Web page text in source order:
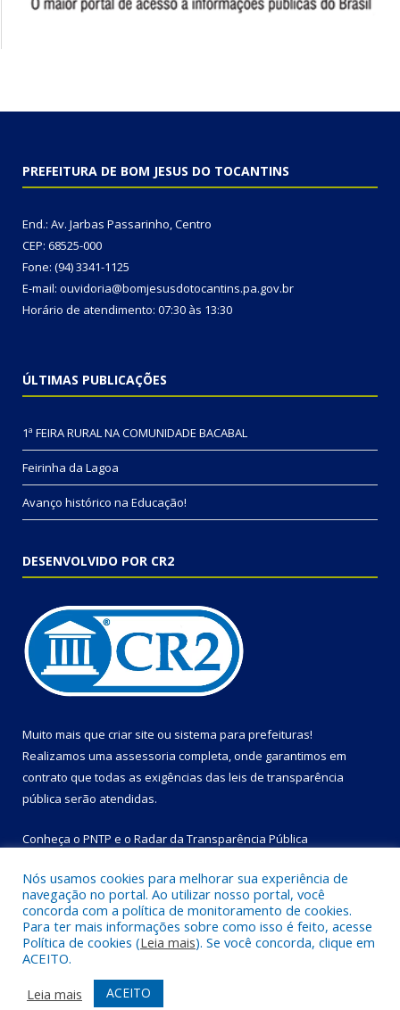
PREFEITURA DE BOM JESUS DO TOCANTINS
End.: Av. Jarbas Passarinho, Centro
CEP: 68525-000
Fone: (94) 3341-1125
E-mail: ouvidoria@bomjesusdotocantins.pa.gov.br
Horário de atendimento: 07:30 às 13:30
ÚLTIMAS PUBLICAÇÕES
1ª FEIRA RURAL NA COMUNIDADE BACABAL
Feirinha da Lagoa
Avanço histórico na Educação!
DESENVOLVIDO POR CR2
Muito mais que criar site ou sistema para prefeituras!
Realizamos uma assessoria completa, onde garantimos em
contrato que todas as exigências das leis de transparência
pública serão atendidas.
Conheça o PNTP e o Radar da Transparência Pública
Todos os direitos reservados a Prefeitura Municipal de Bom
Jesus do Tocantins.
Mapa do Site
Acessar Área Administrativa
Nós usamos cookies para melhorar sua experiência de
navegação no portal. Ao utilizar nosso portal, você
concorda com a política de monitoramento de cookies.
Para ter mais informações sobre como isso é feito, acesse
Política de cookies (Leia mais). Se você concorda, clique em
ACEITO.
Leia mais
ACEITO